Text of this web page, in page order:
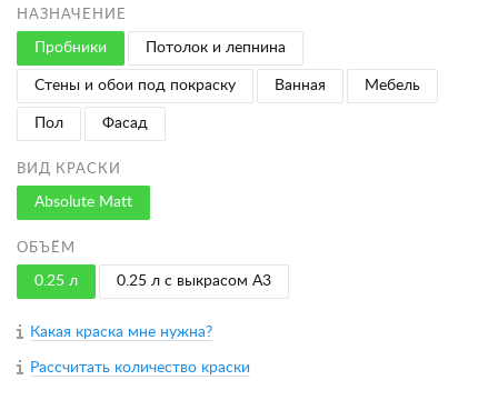
НАЗНАЧЕНИЕ
Пробники Потолок и лепнина
Стены и обои под покраску Ванная Мебель
Пол Фасад
ВИД КРАСКИ
Absolute Matt
ОБЪЁМ
0.25 л 0.25 л с выкрасом A3
Какая краска мне нужна?
Рассчитать количество краски